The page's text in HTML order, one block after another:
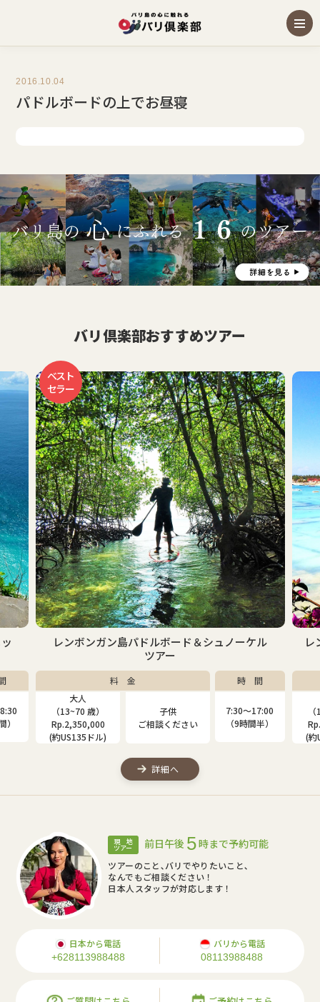
2016.10.04
パドルボードの上でお昼寝
バリ倶楽部おすすめツアー
）
ベスト
セラー
レンボンガン島パドルボード＆シュノーケル
ツアー
料 金
大人
（13~70 歳）
Rp.2,350,000
(約US135ドル)
子供
ご相談ください
時 間
7:30〜17:00
（9時間半）
詳細へ
レ
(約
現 地
ツアー 前日午後 5時まで予約可能
ツアーのこと､バリでやりたいこと､
なんでもご相談ください！
日本人スタッフが対応します！
日本から電話
+628113988488
バリから電話
08113988488